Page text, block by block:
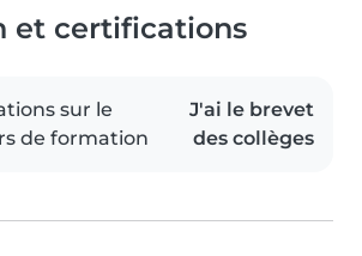
et certifications
sur le
de formation
J'ai le brevet
des collèges